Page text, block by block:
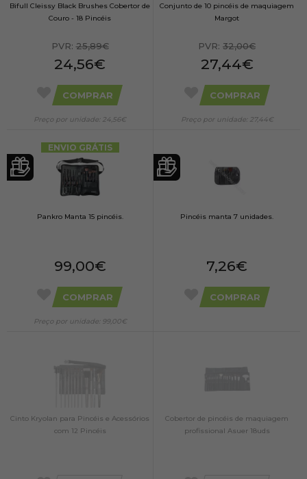
Bifull Cleissy Black Brushes Cobertor de
Couro - 18 Pincéis
PVR:25,89€
24,56€
COMPRAR
Preço por unidade: 24,56€
Conjunto de 10 pincéis de maquiagem
Margot
PVR: 32,00€
27,44€
COMPRAR
Preço por unidade: 27,44€
ENVIO GRÁTIS
Pankro Manta 15 pincéis.
99,00€
COMPRAR
Preço por unidade: 99,00€
Pincéis manta 7 unidades.
7,26€
COMPRAR
Cinto Kryolan para Pincéis e Acessórios
com 12 Pincéis
Cobertor de pincéis de maquiagem
profissional Asuer 18uds